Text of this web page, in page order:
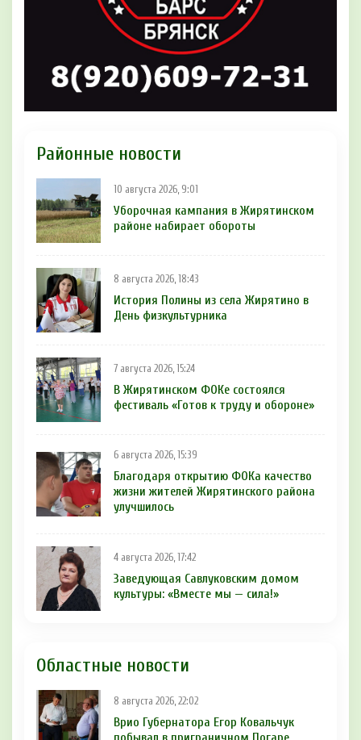
Районные новости
10 августа 2026, 9:01
Уборочная кампания в Жирятинском
районе набирает обороты
8 августа 2026, 18:43
История Полины из села Жирятино в
День физкультурника
7 августа 2026, 15:24
В Жирятинском ФОКе состоялся
фестиваль «Готов к труду и обороне»
6 августа 2026, 15:39
Благодаря открытию ФОКа качество
жизни жителей Жирятинского района
улучшилось
4 августа 2026, 17:42
Заведующая Савлуковским домом
культуры: «Вместе мы — сила!»
Областные новости
8 августа 2026, 22:02
Врио Губернатора Егор Ковальчук